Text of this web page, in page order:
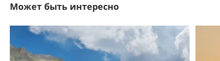
Может быть интересно